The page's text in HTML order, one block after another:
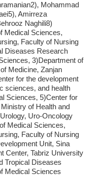
Mohammad
Amirreza
Naghili8)
Medical Sciences,
Faculty of Nursing
Diseases Research
3)Department of
Medicine, Zanjan
for the development
sciences, and health
Sciences, 5)Center for
of Health and
Uro-Oncology
Medical Sciences,
Faculty of Nursing
Unit, Sina
Center, Tabriz University
Tropical Diseases
Medical Sciences